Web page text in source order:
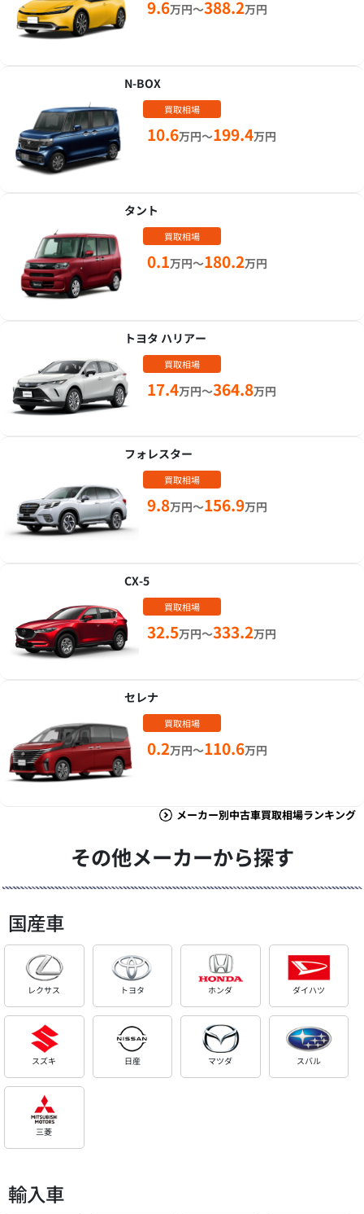
9.6万円～388.2万円
N-BOX
買取相場
10.6万円～199.4万円
タント
買取相場
0.1万円～180.2万円
トヨタ ハリアー
買取相場
17.4万円～364.8万円
フォレスター
買取相場
9.8万円～156.9万円
CX-5
買取相場
32.5万円～333.2万円
セレナ
買取相場
0.2万円～110.6万円
メーカー別中古車買取相場ランキング
その他メーカーから探す
国産車
レクサス トヨタ ホンダ ダイハツ
スズキ 日産 マツダ スバル
三菱
輸入車